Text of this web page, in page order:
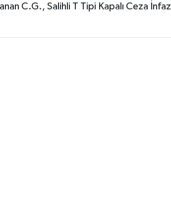
C.G., Salihli T Tipi Kapalı Ceza İnfaz